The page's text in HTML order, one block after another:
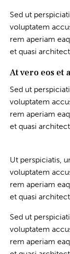
Sed ut
voluptatem
rem aperiam
et quasi
At vero eos et
Sed ut
voluptatem
rem aperiam
et quasi
Ut perspiciatis,
voluptatem
rem aperiam
et quasi
Sed ut
voluptatem
rem aperiam